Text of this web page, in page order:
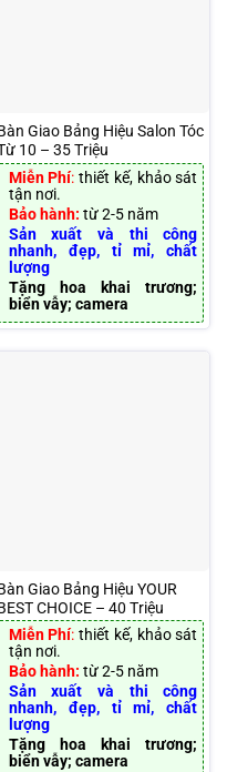
Giao Bảng Hiệu Salon Tóc
10 – 35 Triệu
Miễn Phí:thiết kế, khảo sát
tận nơi.
Bảo hành: từ 2-5 năm
Sản xuất và thi công
nhanh, đẹp, tỉ mỉ, chất
lượng
Tặng hoa khai trương;
biển vẫy; camera
Giao Bảng Hiệu YOUR
CHOICE – 40 Triệu
Miễn Phí:thiết kế, khảo sát
tận nơi.
Bảo hành: từ 2-5 năm
Sản xuất và thi công
nhanh, đẹp, tỉ mỉ, chất
lượng
Tặng hoa khai trương;
biển vẫy; camera